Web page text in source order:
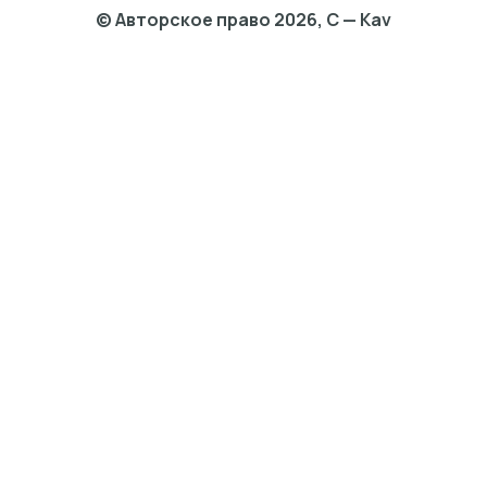
© Авторское право 2026, C — Kav